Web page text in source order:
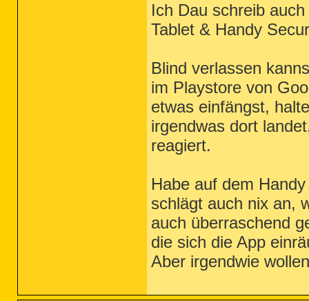
Ich Dau schreib
Tablet & Handy
Blind verlassen
im Playstore von
etwas einfängst,
irgendwas dort
reagiert.
Habe auf dem
schlägt auch nix an,
auch überraschend
die sich die App
Aber irgendwie